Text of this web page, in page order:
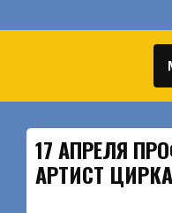
17 АПРЕЛЯ
АРТИСТ ЦИРКА